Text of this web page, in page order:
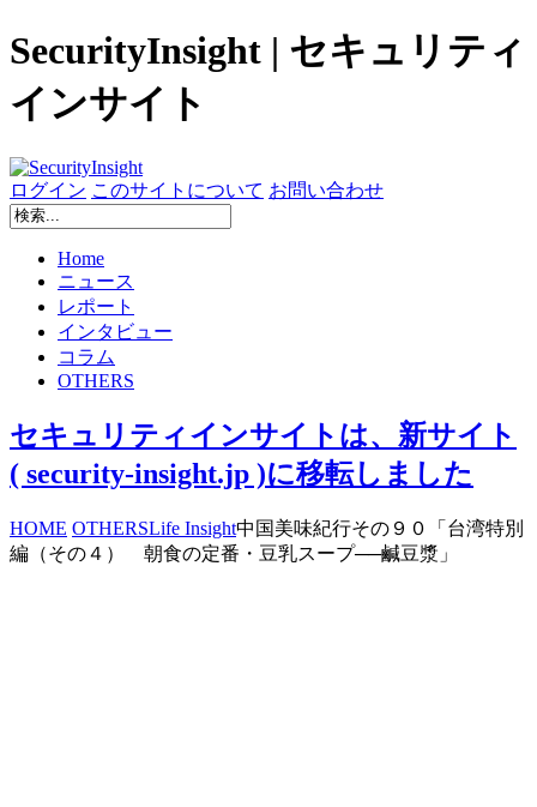
SecurityInsight | セキュリティ
インサイト
ログイン このサイトについて お問い合わせ
Home
ニュース
レポート
インタビュー
コラム
OTHERS
セキュリティインサイトは、新サイト
( security-insight.jp )に移転しました
HOME OTHERSLife Insight中国美味紀行その９０「台湾特別
編（その４） 朝食の定番・豆乳スープ──鹹豆漿」